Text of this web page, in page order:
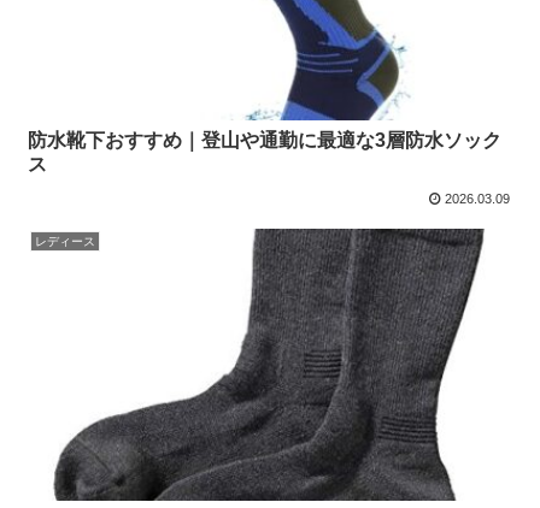
防水靴下おすすめ｜登山や通勤に最適な3層防水ソック
ス
2026.03.09
レディース